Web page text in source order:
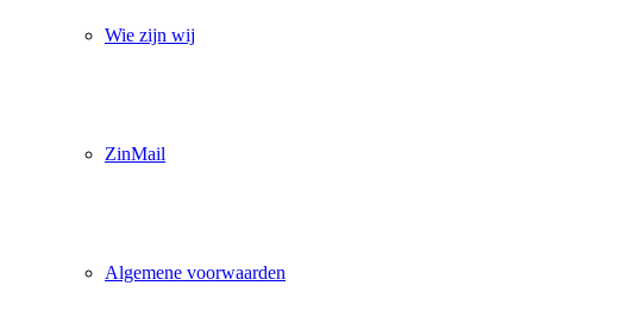
Wie zijn wij
ZinMail
Algemene voorwaarden